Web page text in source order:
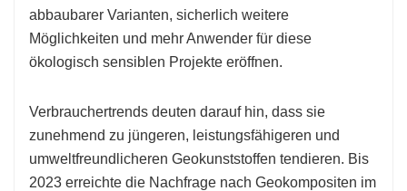
abbaubarer Varianten, sicherlich weitere
Möglichkeiten und mehr Anwender für diese
ökologisch sensiblen Projekte eröffnen.
Verbrauchertrends deuten darauf hin, dass sie
zunehmend zu jüngeren, leistungsfähigeren und
umweltfreundlicheren Geokunststoffen tendieren. Bis
2023 erreichte die Nachfrage nach Geokompositen im